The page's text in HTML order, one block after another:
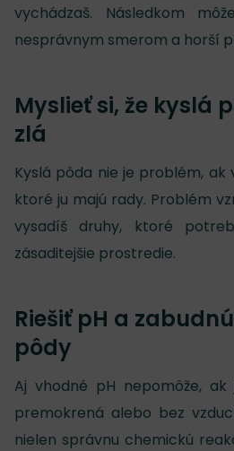
vychádzaš. Následkom
nesprávnym smerom a horší
Myslieť si, že kyslá
zlá
Kyslá pôda nie je problém, ak
ktoré ju majú rady. Problém
vysadíš druhy, ktoré
zásaditejšie prostredie.
Riešiť pH a
pôdy
Aj vhodné pH nepomôže,
premokrená alebo bez
nielen správnu chemickú